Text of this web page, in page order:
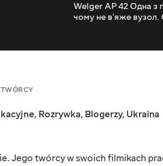
Welger AP 42 Одна з
чому не в'яже вузол.
, Rozrywka, Blogerzy, Ukraina
Jego twórcy w swoich filmikach